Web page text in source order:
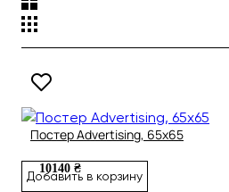
Постер Advertising, 65х65
10140 ₴
Добавить в корзину